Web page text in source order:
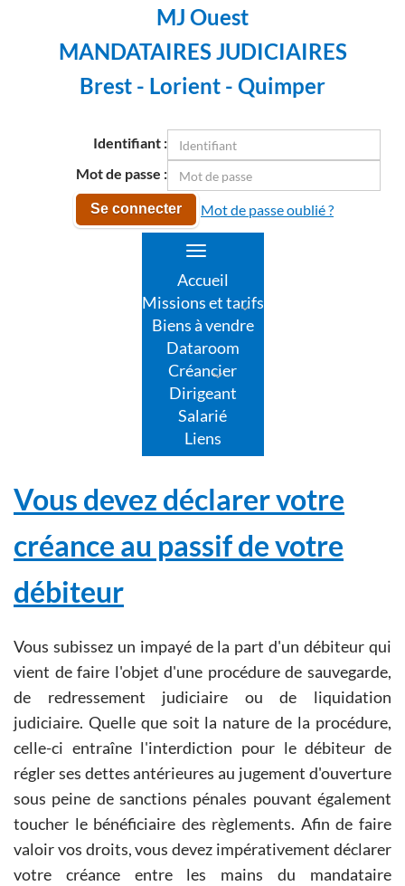
MJ Ouest
MANDATAIRES JUDICIAIRES
Brest - Lorient - Quimper
Identifiant :
Mot de passe :
Se connecter Mot de passe oublié ?
Toggle
navigation
Accueil
Missions et tarifs
Biens à vendre
Dataroom
Créancier
Dirigeant
Salarié
Liens
Vous devez déclarer votre
créance au passif de votre
débiteur
Vous subissez un impayé de la part d'un débiteur qui
vient de faire l'objet d'une procédure de sauvegarde,
de redressement judiciaire ou de liquidation
judiciaire. Quelle que soit la nature de la procédure,
celle-ci entraîne l'interdiction pour le débiteur de
régler ses dettes antérieures au jugement d'ouverture
sous peine de sanctions pénales pouvant également
toucher le bénéficiaire des règlements. Afin de faire
valoir vos droits, vous devez impérativement déclarer
votre créance entre les mains du mandataire